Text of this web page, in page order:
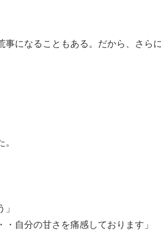
になることもある。だから、さら
自分の甘さを痛感しております」